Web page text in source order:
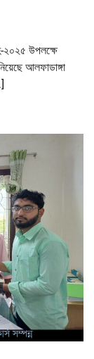
২০২৫ উপলক্ষে
আলফাডাঙ্গা